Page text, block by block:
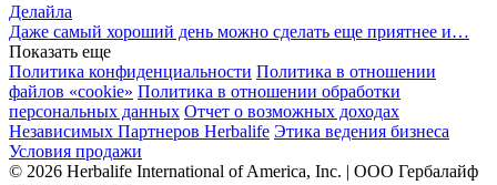
Делайла
Даже самый хороший день можно сделать еще приятнее и…
Показать еще
Политика конфиденциальности Политика в отношении
файлов «cookie» Политика в отношении обработки
персональных данных Отчет о возможных доходах
Независимых Партнеров Herbalife Этика ведения бизнеса
Условия продажи
© 2026 Herbalife International of America, Inc. | ООО Гербалайф